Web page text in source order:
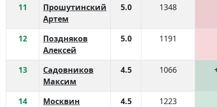
11
Прошутинский
Артем
5.0 1348
12
Поздняков
Алексей
5.0 1191
13
Садовников
Максим
4.5 1066
14
Москвин
4.5 1223